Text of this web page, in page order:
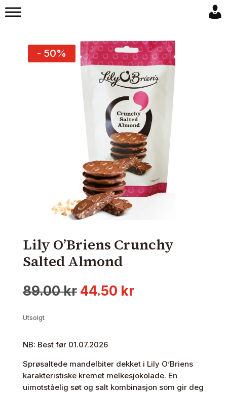
- 50%
Lily O’Briens Crunchy
Salted Almond
89.00kr Opprinnelig
44.50 krNåværende
Utsolgt
NB: Best før 01.07.2026
Sprøsaltede mandelbiter dekket i Lily O’Briens
karakteristiske kremet melkesjokolade. En
uimotståelig søt og salt kombinasjon som gir deg